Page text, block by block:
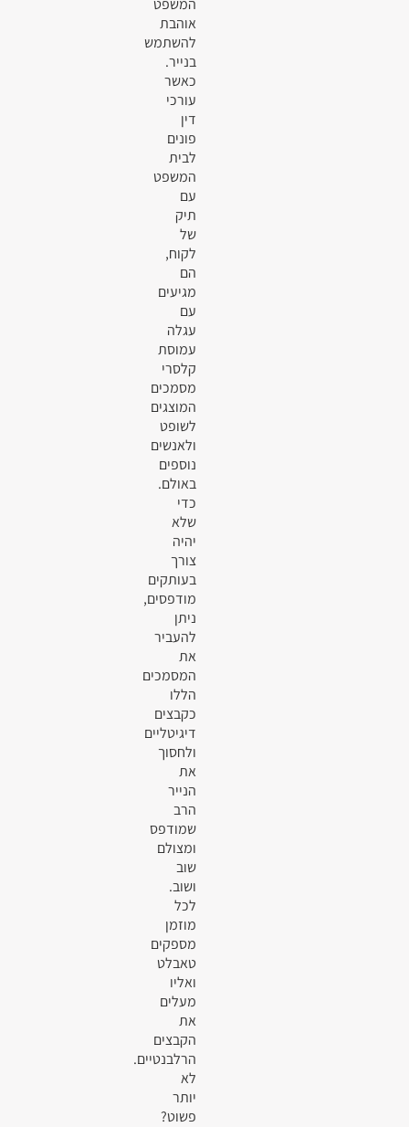
אוהבת
להשתמש
בנייר.
כאשר
עורכי
דין
פונים
לבית
המשפט
עם
תיק
של
לקוח,
הם
מגיעים
עם
עגלה
עמוסת
קלסרי
מסמכים
המוצגים
לשופט
ולאנשים
נוספים
באולם.
כדי
שלא
יהיה
צורך
בעותקים
מודפסים,
ניתן
להעביר
את
המסמכים
הללו
כקבצים
דיגיטליים
ולחסוך
את
הנייר
הרב
שמודפס
ומצולם
שוב
ושוב.
לכל
מוזמן
מספקים
טאבלט
ואליו
מעלים
את
הקבצים
הרלבנטיים.
לא
יותר
פשוט?